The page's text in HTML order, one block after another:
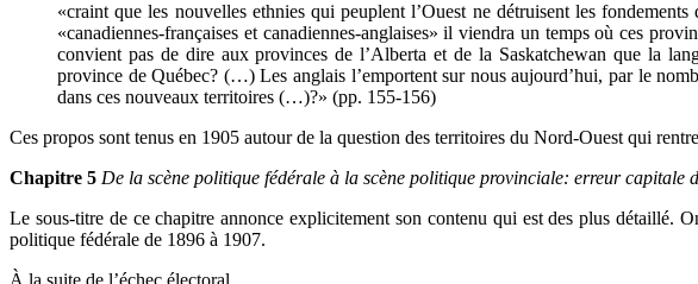
«craint que les nouvelles ethnies qui peuplent l’Ouest ne détruisent les
«canadiennes-françaises et canadiennes-anglaises» il viendra un temps où ces
convient pas de dire aux provinces de l’Alberta et de la Saskatchewan que la
province de Québec? (…) Les anglais l’emportent sur nous aujourd’hui, par le
dans ces nouveaux territoires (…)?» (pp. 155-156)
Ces propos sont tenus en 1905 autour de la question des territoires du Nord-Ouest qui
Chapitre 5 De la scène politique fédérale à la scène politique provinciale: erreur capitale
Le sous-titre de ce chapitre annonce explicitement son contenu qui est des plus détaillé.
politique fédérale de 1896 à 1907.